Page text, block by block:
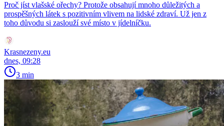
Proč jíst vlašské ořechy? Protože obsahují mnoho důležitých a
prospěšných látek s pozitivním vlivem na lidské zdraví. Už jen z
toho důvodu si zaslouží své místo v jídelníčku.
Krasnezeny.eu
dnes, 09:28
3 min